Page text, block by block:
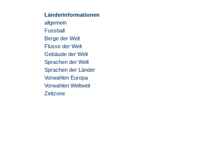
Länderinformationen
allgemein
Fussball
Berge der Welt
Flüsse der Welt
Gebäude der Welt
Sprachen der Welt
Sprachen der Länder
Vorwahlen Europa
Vorwahlen Weltweit
Zeitzone